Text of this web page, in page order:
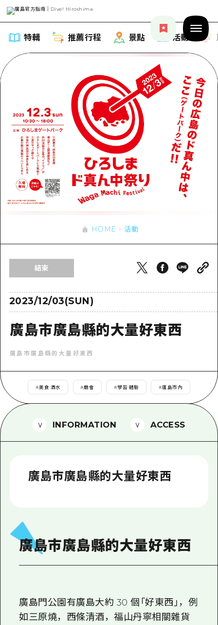
特輯 推薦行程 景點 活動
特輯
列表
藝術
活動·廟會
騎自行車
夜晚生活
世界遺產
學習·體驗
標準
歷史·文化
治癒
推薦行程
Dive! Hiroshima 官方向導
廣島隨意旅行
安芸
答對了
藝北
宮島周邊
半天
景點
宮島周邊
東山口
活動
即時訊息
列表
存取
輔助流量摘要
設施擁堵
超值遊覽門票
行李寄存及運送服務
廣島好客通行證
廣島視頻
廣島縣觀光宣傳冊
HOME
新聞
HOME 活動
結束
2023/12/03(SUN)
廣島市廣島縣的大量好東西
廣島市廣島縣的大量好東西
#美食·酒水 #廟會 #學習·體驗 #廣島市內
INFORMATION ACCESS
廣島市廣島縣的大量好東西
廣島市廣島縣的大量好東西
廣島門公園有廣島大約 30 個「好東西」，例
如三原燒，西條清酒，福山丹寧相關雜貨